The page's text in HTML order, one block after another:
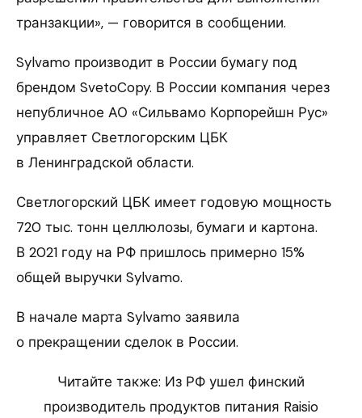
транзакции», — говорится в сообщении.
Sylvamo производит в России бумагу под
брендом SvetoCopy. В России компания через
непубличное АО «Сильвамо Корпорейшн Рус»
управляет Светлогорским ЦБК
в Ленинградской области.
Светлогорский ЦБК имеет годовую мощность
720 тыс. тонн целлюлозы, бумаги и картона.
В 2021 году на РФ пришлось примерно 15%
общей выручки Sylvamo.
В начале марта Sylvamo заявила
о прекращении сделок в России.
Читайте также: Из РФ ушел финский
производитель продуктов питания Raisio